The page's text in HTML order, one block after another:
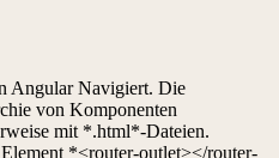
Angular Navigiert. Die
von Komponenten
mit *.html*-Dateien.
*<router-outlet></router-